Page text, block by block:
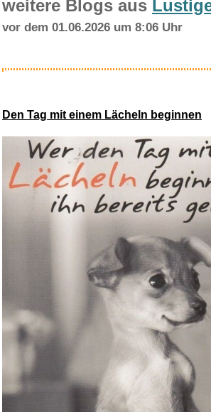
Bosch Akku
EasyGr...
weitere Blogs aus
vor dem 01.06.2026 um 8:06 Uhr
Den Tag mit einem Lächeln beginnen